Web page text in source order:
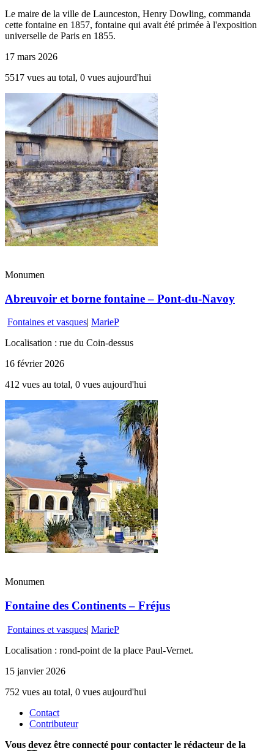
Le maire de la ville de Launceston, Henry Dowling, commanda
cette fontaine en 1857, fontaine qui avait été primée à l'exposition
universelle de Paris en 1855.
17 mars 2026
5517 vues au total, 0 vues aujourd'hui
Monumen
Abreuvoir et borne fontaine – Pont-du-Navoy
Fontaines et vasques| MarieP
Localisation : rue du Coin-dessus
16 février 2026
412 vues au total, 0 vues aujourd'hui
Monumen
Fontaine des Continents – Fréjus
Fontaines et vasques| MarieP
Localisation : rond-point de la place Paul-Vernet.
15 janvier 2026
752 vues au total, 0 vues aujourd'hui
Contact
Contributeur
Vous devez être connecté pour contacter le rédacteur de la